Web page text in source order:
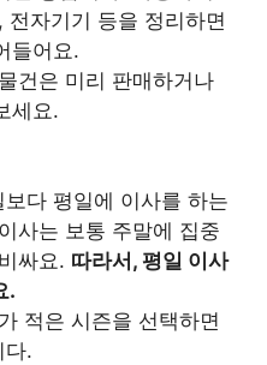
전자기기 등을 정리하면
들어요.
건은 미리 판매하거나
세요.
다 평일에 이사를 하는
사는 보통 주말에 집중
싸요. 따라서, 평일 이사
.
적은 시즌을 선택하면
다.